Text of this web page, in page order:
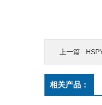
上一篇 :
相关产品：